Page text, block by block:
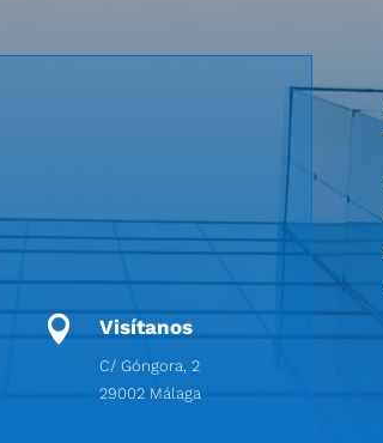
 Visítanos
C/ Góngora, 2
29002 Málaga